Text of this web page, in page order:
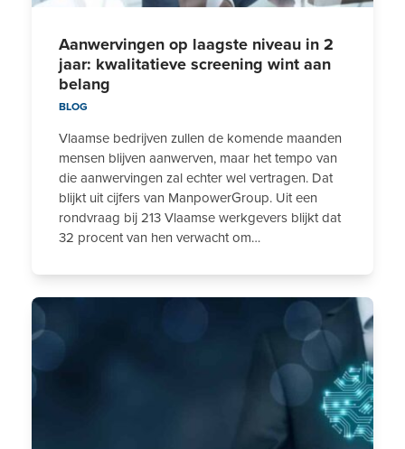
Aanwervingen op laagste niveau in 2
jaar: kwalitatieve screening wint aan
belang
BLOG
Vlaamse bedrijven zullen de komende maanden
mensen blijven aanwerven, maar het tempo van
die aanwervingen zal echter wel vertragen. Dat
blijkt uit cijfers van ManpowerGroup. Uit een
rondvraag bij 213 Vlaamse werkgevers blijkt dat
32 procent van hen verwacht om…